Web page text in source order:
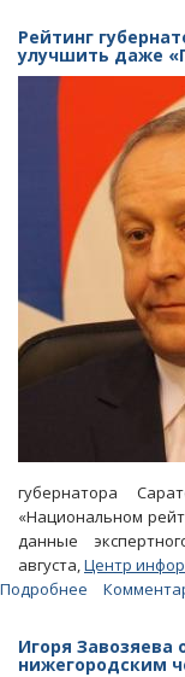
Валерий
Радаев
снимает
Путина
«Гагарина»
Рейтинг
улучшить даже
губернатора
«Национальном
данные
августа,Центр
Подробнее
Позиции
Игоря
нижегородским